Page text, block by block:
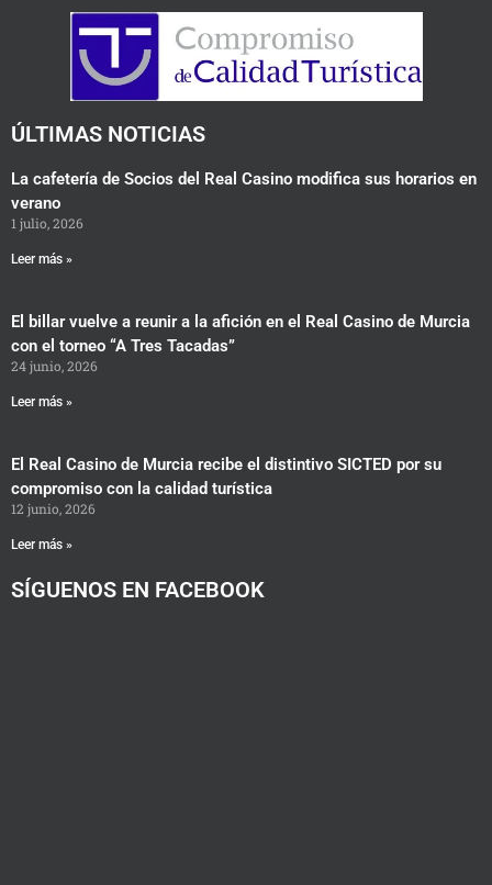
e
b
o
o
k
t
e
r
t
g
r
a
m
ÚLTIMAS NOTICIAS
La cafetería de Socios del Real Casino modifica sus horarios en
verano
1 julio, 2026
Leer más »
El billar vuelve a reunir a la afición en el Real Casino de Murcia
con el torneo “A Tres Tacadas”
24 junio, 2026
Leer más »
El Real Casino de Murcia recibe el distintivo SICTED por su
compromiso con la calidad turística
12 junio, 2026
Leer más »
SÍGUENOS EN FACEBOOK